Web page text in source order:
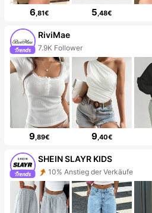
6,81€ 5,48€
RiviMae
7.9K Follower
9,89€ 9,40€
SHEIN SLAYR KIDS
10% Anstieg der Verkäufe